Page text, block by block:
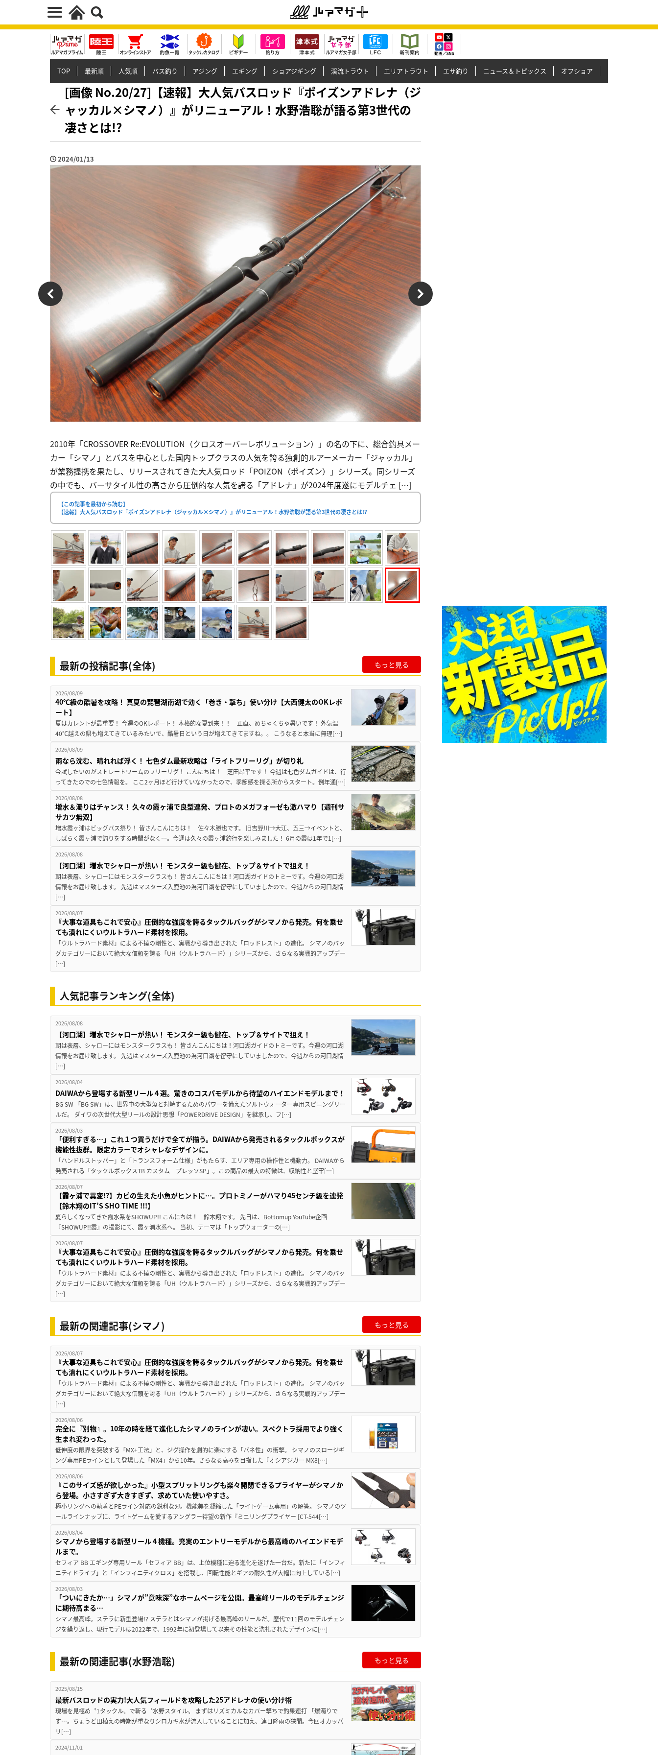
TOP 最新順 人気順 バス釣り アジング エギング ショアジギング 渓流トラウト エリアトラウト エサ釣り ニュース＆トピックス オフショア
[画像 No.20/27]【速報】大人気バスロッド『ポイズンアドレナ（ジ
ャッカル×シマノ）』がリニューアル！水野浩聡が語る第3世代の
凄さとは!?
2024/01/13
2010年「CROSSOVER Re:EVOLUTION（クロスオーバーレボリューション）」の名の下に、総合釣具メー
カー「シマノ」とバスを中心とした国内トップクラスの人気を誇る独創的ルアーメーカー「ジャッカル」
が業務提携を果たし、リリースされてきた大人気ロッド「POIZON（ポイズン）」シリーズ。同シリーズ
の中でも、バーサタイル性の高さから圧倒的な人気を誇る「アドレナ」が2024年度遂にモデルチェ […]
【この記事を最初から読む】
【速報】大人気バスロッド『ポイズンアドレナ（ジャッカル×シマノ）』がリニューアル！水野浩聡が語る第3世代の凄さとは!?
最新の投稿記事(全体) もっと見る
2026/08/09
40℃級の酷暑を攻略！ 真夏の琵琶湖南湖で効く「巻き・撃ち」使い分け【大西健太のOKレポ
ート】
夏はカレントが最重要！ 今週のOKレポート！ 本格的な夏到来！！ 正直、めちゃくちゃ暑いです！ 外気温
40℃越えの県も増えてきているみたいで、酷暑日という日が増えてきてますね。。 こうなると本当に無理[…]
2026/08/09
雨なら沈む、晴れれば浮く！ 七色ダム最新攻略は「ライトフリーリグ」が切り札
今試したいのがストレートワームのフリーリグ！ こんにちは！ 芝田昂平です！ 今週は七色ダムガイドは、行
ってきたのでの七色情報を。 ここ2ヶ月ほど行けていなかったので、季節感を探る所からスタート。例年通[…]
2026/08/08
増水＆濁りはチャンス！ 久々の霞ヶ浦で良型連発、プロトのメガフォーゼも激ハマり【週刊サ
サカツ無双】
増水霞ヶ浦はビッグバス祭り！ 皆さんこんにちは！ 佐々木勝也です。 旧吉野川→大江、五三→イベントと、
しばらく霞ヶ浦で釣りをする時間がなく…。今週は久々の霞ヶ浦釣行を楽しみました！ 6月の霞は1年で1[…]
2026/08/08
【河口湖】増水でシャローが熱い！ モンスター級も健在、トップ＆サイトで狙え！
朝は表層、シャローにはモンスタークラスも！ 皆さんこんにちは！河口湖ガイドのトミーです。今週の河口湖
情報をお届け致します。 先週はマスターズ入鹿池の為河口湖を留守にしていましたので、今週からの河口湖情
[…]
2026/08/07
『大事な道具もこれで安心』圧倒的な強度を誇るタックルバッグがシマノから発売。何を乗せ
ても潰れにくいウルトラハード素材を採用。
「ウルトラハード素材」による不撓の剛性と、実戦から導き出された「ロッドレスト」の進化。 シマノのバッ
グカテゴリーにおいて絶大な信頼を誇る「UH（ウルトラハード）」シリーズから、さらなる実戦的アップデー
[…]
人気記事ランキング(全体)
2026/08/08
【河口湖】増水でシャローが熱い！ モンスター級も健在、トップ＆サイトで狙え！
朝は表層、シャローにはモンスタークラスも！ 皆さんこんにちは！河口湖ガイドのトミーです。今週の河口湖
情報をお届け致します。 先週はマスターズ入鹿池の為河口湖を留守にしていましたので、今週からの河口湖情
[…]
2026/08/04
DAIWAから登場する新型リール４選。驚きのコスパモデルから待望のハイエンドモデルまで！
BG SW 「BG SW」は、世界中の大型魚と対峙するためのパワーを備えたソルトウォーター専用スピニングリー
ルだ。 ダイワの次世代大型リールの設計思想「POWERDRIVE DESIGN」を継承し、フ[…]
2026/08/03
「便利すぎる…」これ１つ買うだけで全てが揃う。DAIWAから発売されるタックルボックスが
機能性抜群。限定カラーでオシャレなデザインに。
「ハンドルストッパー」と「トランスフォーム仕様」がもたらす、エリア専用の操作性と機動力。 DAIWAから
発売される「タックルボックスTB カスタム プレッソSP」。この商品の最大の特徴は、収納性と堅牢[…]
2026/08/07
【霞ヶ浦で異変!?】カビの生えた小魚がヒントに…。プロトミノーがハマり45センチ級を連発
【鈴木翔のIT’S SHO TIME !!!】
夏らしくなってきた霞水系をSHOWUP!! こんにちは！ 鈴木翔です。 先日は、Bottomup YouTube企画
『SHOWUP!!霞』の撮影にて、霞ヶ浦水系へ。 当初、テーマは「トップウォーターの[…]
2026/08/07
『大事な道具もこれで安心』圧倒的な強度を誇るタックルバッグがシマノから発売。何を乗せ
ても潰れにくいウルトラハード素材を採用。
「ウルトラハード素材」による不撓の剛性と、実戦から導き出された「ロッドレスト」の進化。 シマノのバッ
グカテゴリーにおいて絶大な信頼を誇る「UH（ウルトラハード）」シリーズから、さらなる実戦的アップデー
[…]
最新の関連記事(シマノ) もっと見る
2026/08/07
『大事な道具もこれで安心』圧倒的な強度を誇るタックルバッグがシマノから発売。何を乗せ
ても潰れにくいウルトラハード素材を採用。
「ウルトラハード素材」による不撓の剛性と、実戦から導き出された「ロッドレスト」の進化。 シマノのバッ
グカテゴリーにおいて絶大な信頼を誇る「UH（ウルトラハード）」シリーズから、さらなる実戦的アップデー
[…]
2026/08/06
完全に『別物』。10年の時を経て進化したシマノのラインが凄い。スペクトラ採用でより強く
生まれ変わった。
低伸度の限界を突破する「MX+工法」と、ジグ操作を劇的に楽にする「バネ性」の衝撃。 シマノのスロージギ
ング専用PEラインとして登場した「MX4」から10年。さらなる高みを目指した『オシアジガー MX8[…]
2026/08/06
『このサイズ感が欲しかった』小型スプリットリングも楽々開閉できるプライヤーがシマノか
ら登場。小さすぎず大きすぎず、求めていた使いやすさ。
極小リングへの執着とPEライン対応の鋭利な刃。機能美を凝縮した「ライトゲーム専用」の解答。 シマノのツ
ールラインナップに、ライトゲームを愛するアングラー待望の新作『ミニリングプライヤー [CT-544[…]
2026/08/04
シマノから登場する新型リール４機種。充実のエントリーモデルから最高峰のハイエンドモデ
ルまで。
セフィア BB エギング専用リール「セフィア BB」は、上位機種に迫る進化を遂げた一台だ。新たに「インフィ
ニティドライブ」と「インフィニティクロス」を搭載し、回転性能とギアの耐久性が大幅に向上している[…]
2026/08/03
「ついにきたか…」シマノが”意味深”なホームページを公開。最高峰リールのモデルチェンジ
に期待高まる…
シマノ最高峰。ステラに新型登場!? ステラとはシマノが掲げる最高峰のリールだ。歴代で11回のモデルチェン
ジを繰り返し、現行モデルは2022年で、1992年に初登場して以来その性能と洗礼されたデザインに[…]
最新の関連記事(水野浩聡) もっと見る
2025/08/15
最新バスロッドの実力!大人気フィールドを攻略した25アドレナの使い分け術
現場を見極め〝1タックル〟で斬る〝水野スタイル〟 まずはリズミカルなカバー撃ちで釣果連打 「爆濁りで
す…。ちょうど田植えの時期が重なりシロカキ水が流入していることに加え、連日降雨の狭間。今回オカッパ
リ[…]
2024/11/01